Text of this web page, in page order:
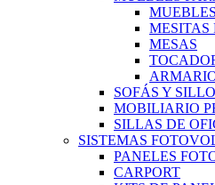
MESITAS
MESAS
SOFÁS Y
MOBILIARIO
SILLAS DE
SISTEMAS
PANELES
CARPORT